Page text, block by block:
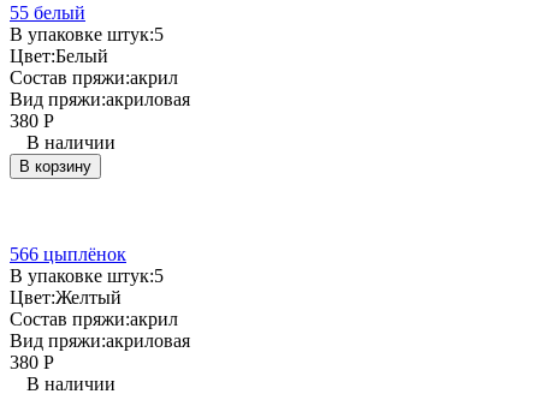
55 белый
В упаковке штук:5
Цвет:Белый
Состав пряжи:акрил
Вид пряжи:акриловая
380 Р
В наличии
В корзину
566 цыплёнок
В упаковке штук:5
Цвет:Желтый
Состав пряжи:акрил
Вид пряжи:акриловая
380 Р
В наличии